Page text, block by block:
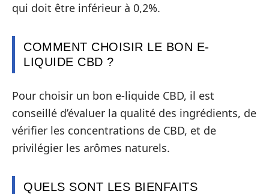
qui doit être inférieur à 0,2%.
COMMENT CHOISIR LE BON E-
LIQUIDE CBD ?
Pour choisir un bon e-liquide CBD, il est
conseillé d’évaluer la qualité des ingrédients, de
vérifier les concentrations de CBD, et de
privilégier les arômes naturels.
QUELS SONT LES BIENFAITS